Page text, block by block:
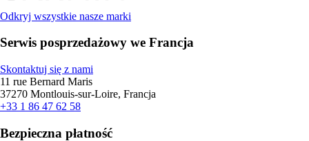
Odkryj wszystkie nasze marki
Serwis posprzedażowy we Francja
Skontaktuj się z nami
11 rue Bernard Maris
37270 Montlouis-sur-Loire, Francja
+33 1 86 47 62 58
Bezpieczna płatność